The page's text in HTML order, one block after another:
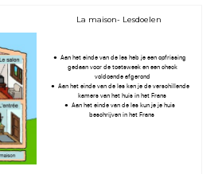
La maison- Lesdoelen
Aan het einde van de les heb je een opfrissing
gedaan voor de toetsweek en een check
voldoende afgerond
Aan het einde van de les ken je de verschillende
kamers van het huis in het Frans
Aan het einde van de les kun je je huis
beschrijven in het Frans